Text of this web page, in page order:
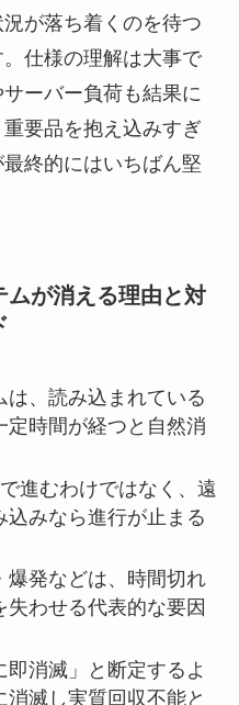
が落ち着くのを待つ
仕様の理解は大事で
ーバー負荷も結果に
要品を抱え込みすぎ
終的にはいちばん堅
ムが消える理由と対
は、読み込まれている
定時間が経つと自然消
進むわけではなく、遠
みなら進行が止まる
爆発などは、時間切れ
失わせる代表的な要因
消滅」と断定するよ
消滅し実質回収不能と